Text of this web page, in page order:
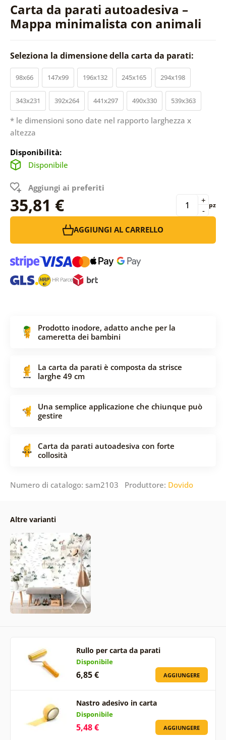
Carta da parati autoadesiva –
Mappa minimalista con animali
Seleziona la dimensione della carta da parati:
98x66 147x99 196x132 245x165 294x198
343x231 392x264 441x297 490x330 539x363
* le dimensioni sono date nel rapporto larghezza x
altezza
Disponibilità:
Disponibile
Aggiungi ai preferiti
35,81 € -
+ pz
AGGIUNGI AL CARRELLO
Prodotto inodore, adatto anche per la
cameretta dei bambini
La carta da parati è composta da strisce
larghe 49 cm
Una semplice applicazione che chiunque può
gestire
Carta da parati autoadesiva con forte
collosità
Numero di catalogo: sam2103 Produttore: Dovido
Altre varianti
Rullo per carta da parati
Disponibile
6,85 € AGGIUNGERE
Nastro adesivo in carta
Disponibile
5,48 € AGGIUNGERE